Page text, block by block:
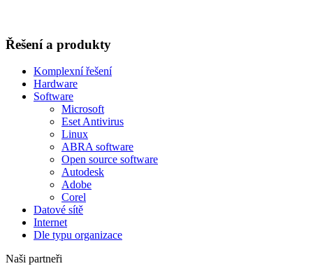
Řešení a produkty
Komplexní řešení
Hardware
Software
Microsoft
Eset Antivirus
Linux
ABRA software
Open source software
Autodesk
Adobe
Corel
Datové sítě
Internet
Dle typu organizace
Naši partneři